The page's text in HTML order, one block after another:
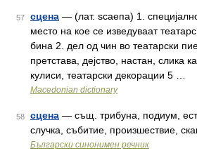
57 сцена — (лат. ѕсаепа) 1.
место на кое се изведуваат
бина 2. дел од чин во театарски
претстава, дејство, настан, слика
кулиси, театарски декорации 5 …
Macedonian dictionary
58 сцена — същ. трибуна, подиум,
случка, събитие, произшествие,
Български синонимен речник